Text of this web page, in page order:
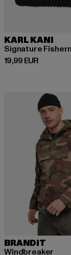
KARL KANI
Signature
19,99 EUR
Prix courant: 19,99
BRANDIT
Windbreaker